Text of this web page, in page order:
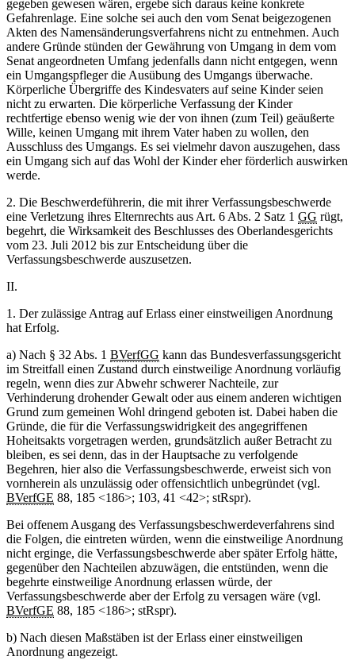
gegeben gewesen wären, ergebe sich daraus keine konkrete
Gefahrenlage. Eine solche sei auch den vom Senat beigezogenen
Akten des Namensänderungsverfahrens nicht zu entnehmen. Auch
andere Gründe stünden der Gewährung von Umgang in dem vom
Senat angeordneten Umfang jedenfalls dann nicht entgegen, wenn
ein Umgangspfleger die Ausübung des Umgangs überwache.
Körperliche Übergriffe des Kindesvaters auf seine Kinder seien
nicht zu erwarten. Die körperliche Verfassung der Kinder
rechtfertige ebenso wenig wie der von ihnen (zum Teil) geäußerte
Wille, keinen Umgang mit ihrem Vater haben zu wollen, den
Ausschluss des Umgangs. Es sei vielmehr davon auszugehen, dass
ein Umgang sich auf das Wohl der Kinder eher förderlich auswirken
werde.
2. Die Beschwerdeführerin, die mit ihrer Verfassungsbeschwerde
eine Verletzung ihres Elternrechts aus Art. 6 Abs. 2 Satz 1 GG rügt,
begehrt, die Wirksamkeit des Beschlusses des Oberlandesgerichts
vom 23. Juli 2012 bis zur Entscheidung über die
Verfassungsbeschwerde auszusetzen.
II.
1. Der zulässige Antrag auf Erlass einer einstweiligen Anordnung
hat Erfolg.
a) Nach § 32 Abs. 1 BVerfGG kann das Bundesverfassungsgericht
im Streitfall einen Zustand durch einstweilige Anordnung vorläufig
regeln, wenn dies zur Abwehr schwerer Nachteile, zur
Verhinderung drohender Gewalt oder aus einem anderen wichtigen
Grund zum gemeinen Wohl dringend geboten ist. Dabei haben die
Gründe, die für die Verfassungswidrigkeit des angegriffenen
Hoheitsakts vorgetragen werden, grundsätzlich außer Betracht zu
bleiben, es sei denn, das in der Hauptsache zu verfolgende
Begehren, hier also die Verfassungsbeschwerde, erweist sich von
vornherein als unzulässig oder offensichtlich unbegründet (vgl.
BVerfGE 88, 185 <186>; 103, 41 <42>; stRspr).
Bei offenem Ausgang des Verfassungsbeschwerdeverfahrens sind
die Folgen, die eintreten würden, wenn die einstweilige Anordnung
nicht erginge, die Verfassungsbeschwerde aber später Erfolg hätte,
gegenüber den Nachteilen abzuwägen, die entstünden, wenn die
begehrte einstweilige Anordnung erlassen würde, der
Verfassungsbeschwerde aber der Erfolg zu versagen wäre (vgl.
BVerfGE 88, 185 <186>; stRspr).
b) Nach diesen Maßstäben ist der Erlass einer einstweiligen
Anordnung angezeigt.